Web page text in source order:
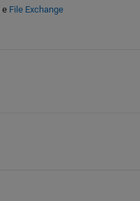
e File Exchange